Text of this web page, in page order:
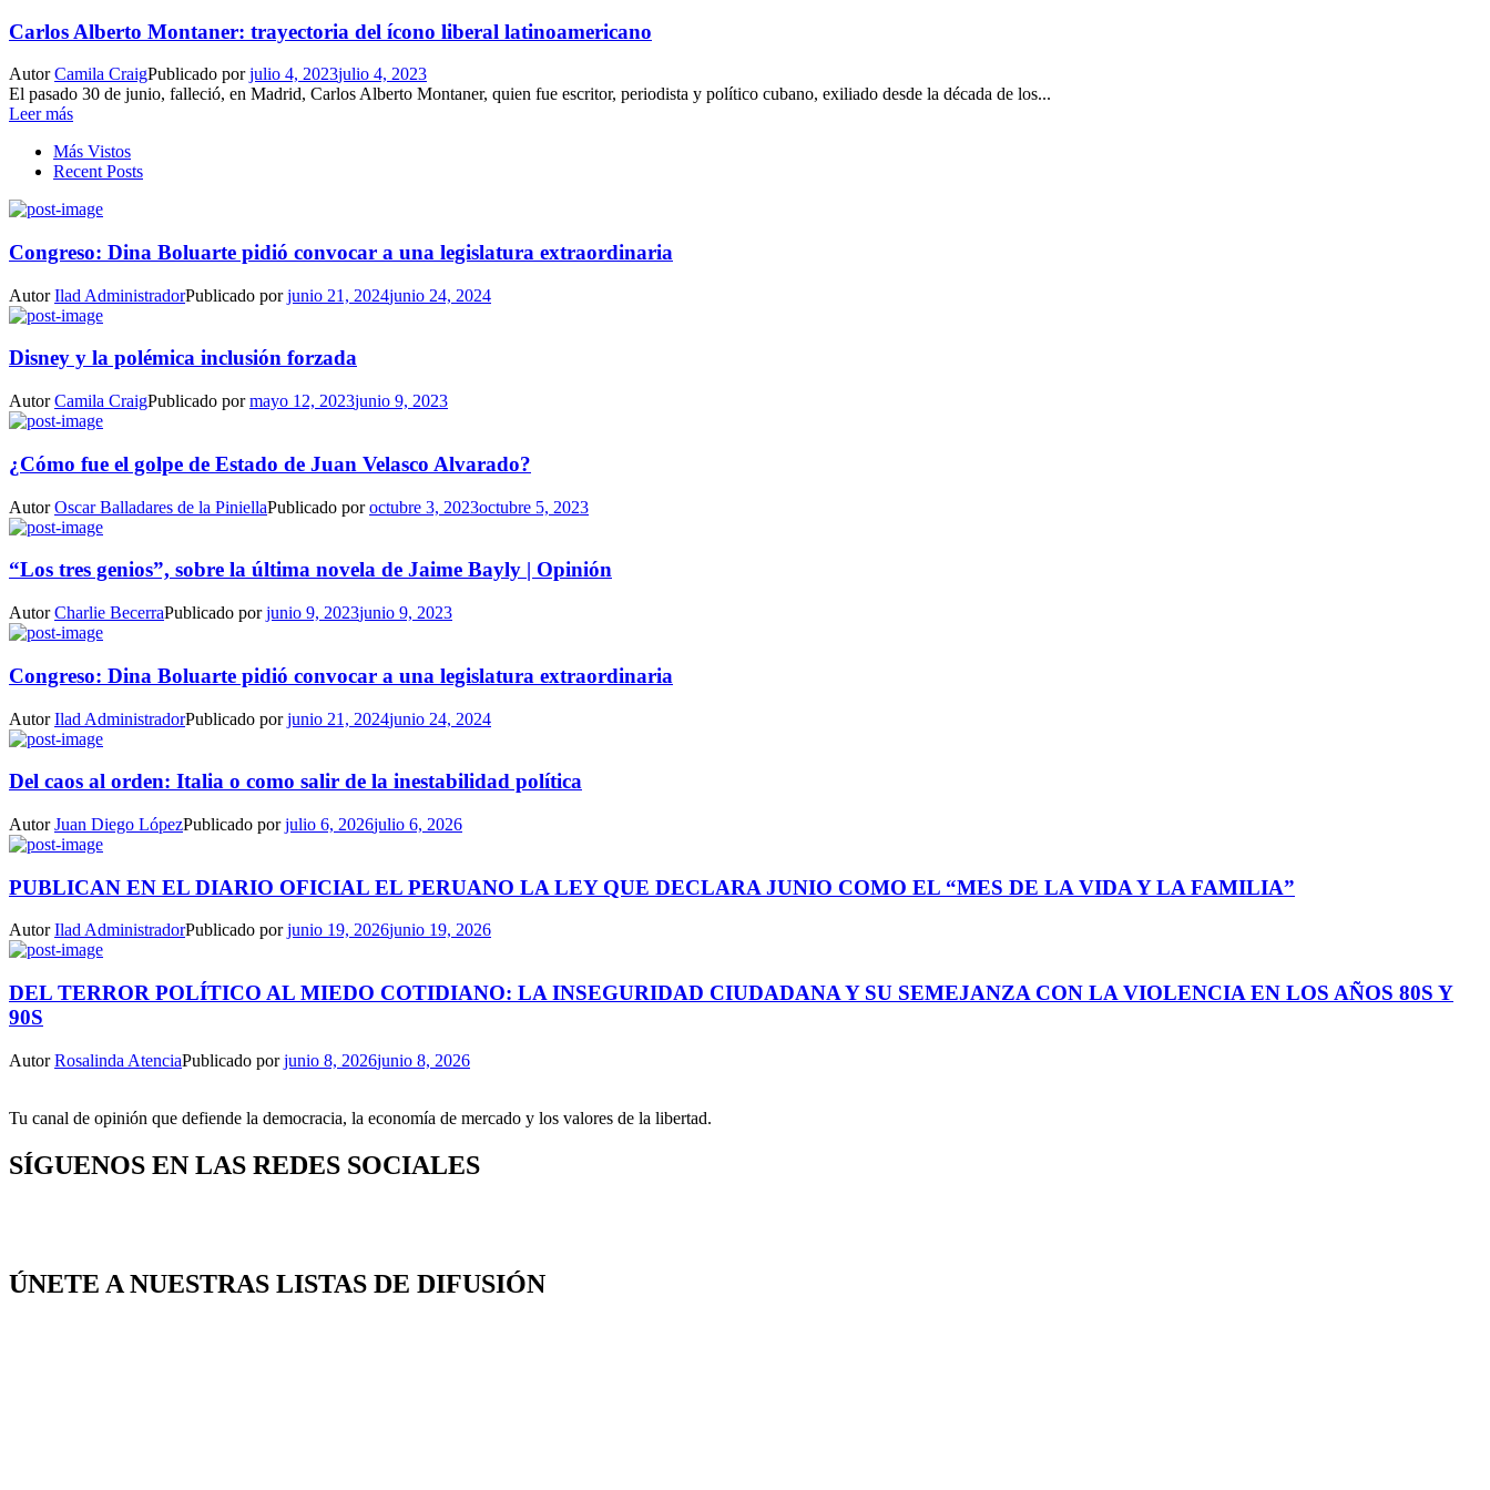
Carlos Alberto Montaner: trayectoria del ícono liberal latinoamericano
AutorCamila CraigPublicado porjulio 4, 2023julio 4, 2023
El pasado 30 de junio, falleció, en Madrid, Carlos Alberto Montaner, quien fue escritor, periodista y político cubano, exiliado desde la década de los...
Leer más
Más Vistos
Recent Posts
Congreso: Dina Boluarte pidió convocar a una legislatura extraordinaria
AutorIlad AdministradorPublicado porjunio 21, 2024junio 24, 2024
Disney y la polémica inclusión forzada
AutorCamila CraigPublicado pormayo 12, 2023junio 9, 2023
¿Cómo fue el golpe de Estado de Juan Velasco Alvarado?
AutorOscar Balladares de la PiniellaPublicado poroctubre 3, 2023octubre 5, 2023
“Los tres genios”, sobre la última novela de Jaime Bayly | Opinión
AutorCharlie BecerraPublicado porjunio 9, 2023junio 9, 2023
Congreso: Dina Boluarte pidió convocar a una legislatura extraordinaria
AutorIlad AdministradorPublicado porjunio 21, 2024junio 24, 2024
Del caos al orden: Italia o como salir de la inestabilidad política
AutorJuan Diego LópezPublicado porjulio 6, 2026julio 6, 2026
PUBLICAN EN EL DIARIO OFICIAL EL PERUANO LA LEY QUE DECLARA JUNIO COMO EL “MES DE LA VIDA Y LA FAMILIA”
AutorIlad AdministradorPublicado porjunio 19, 2026junio 19, 2026
DEL TERROR POLÍTICO AL MIEDO COTIDIANO: LA INSEGURIDAD CIUDADANA Y SU SEMEJANZA CON LA VIOLENCIA EN LOS AÑOS 80S Y
90S
AutorRosalinda AtenciaPublicado porjunio 8, 2026junio 8, 2026
Tu canal de opinión que defiende la democracia, la economía de mercado y los valores de la libertad.
SÍGUENOS EN LAS REDES SOCIALES
ÚNETE A NUESTRAS LISTAS DE DIFUSIÓN